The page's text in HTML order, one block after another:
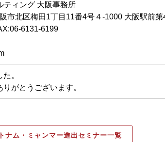
ティング 大阪事務所
市北区梅田1丁目11番4号４-1000 大阪駅前
6131-6199
。
がとうございます。
ナム・ミャンマー進出セミナー一覧